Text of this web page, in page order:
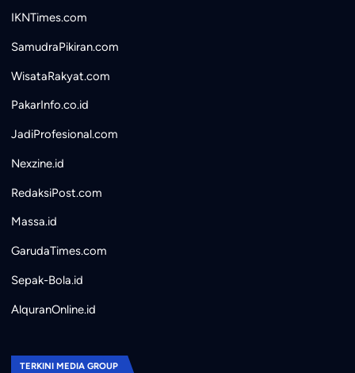
IKNTimes.com
SamudraPikiran.com
WisataRakyat.com
PakarInfo.co.id
JadiProfesional.com
Nexzine.id
RedaksiPost.com
Massa.id
GarudaTimes.com
Sepak-Bola.id
AlquranOnline.id
TERKINI MEDIA GROUP